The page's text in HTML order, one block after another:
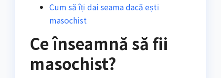
Cum să îți dai seama dacă ești
masochist
Ce înseamnă să fii
masochist?